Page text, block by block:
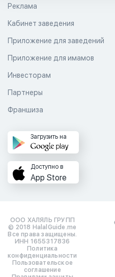
Реклама
Кабинет заведения
Приложение для заведений
Приложение для имамов
Инвесторам
Партнеры
Франшиза
Загрузить на
Доступно в
App Store
ООО ХАЛЯЛЬ ГРУПП
© 2018 HalalGuide.me
Все права защищены.
ИНН 1655317836
Политика
конфиденциальности
Пользовательское
соглашение